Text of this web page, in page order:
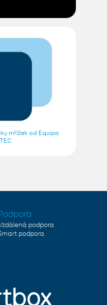
mřížek od Equipa
podpora
podpora